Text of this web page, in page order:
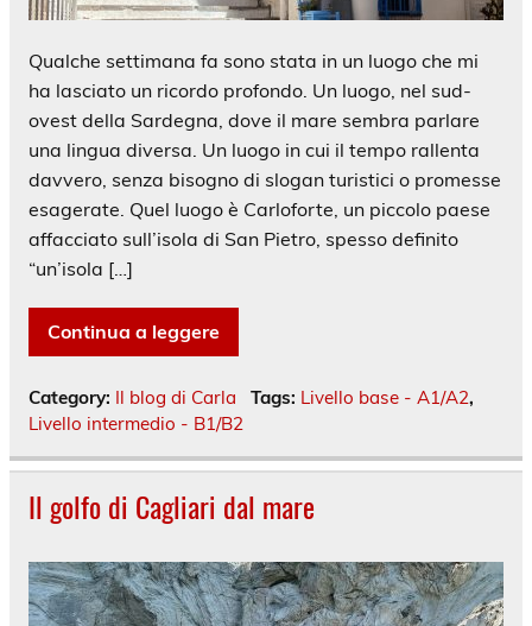
Qualche settimana fa sono stata in un luogo che mi
ha lasciato un ricordo profondo. Un luogo, nel sud-
ovest della Sardegna, dove il mare sembra parlare
una lingua diversa. Un luogo in cui il tempo rallenta
davvero, senza bisogno di slogan turistici o promesse
esagerate. Quel luogo è Carloforte, un piccolo paese
affacciato sull’isola di San Pietro, spesso definito
“un’isola […]
Continua a leggere
Category: Il blog di Carla Tags: Livello base - A1/A2,
Livello intermedio - B1/B2
Il golfo di Cagliari dal mare